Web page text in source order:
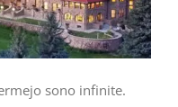
sono infinite.